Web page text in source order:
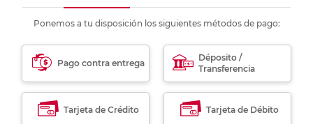
Ponemos a tu disposición los siguientes métodos de pago:
Pago contra entrega
Déposito /
Transferencia
Tarjeta de Crédito Tarjeta de Débito